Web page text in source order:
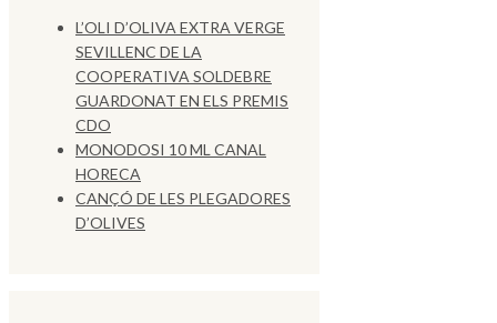
L’OLI D’OLIVA EXTRA VERGE
SEVILLENC DE LA
COOPERATIVA SOLDEBRE
GUARDONAT EN ELS PREMIS
CDO
MONODOSI 10 ML CANAL
HORECA
CANÇÓ DE LES PLEGADORES
D’OLIVES